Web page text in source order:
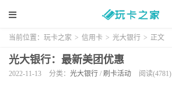
当前位置： 玩卡之家 > 信用卡 > 光大银行 > 正文
光大银行：最新美团优惠
2022-11-13 分类： 光大银行 / 刷卡活动 阅读(4781)